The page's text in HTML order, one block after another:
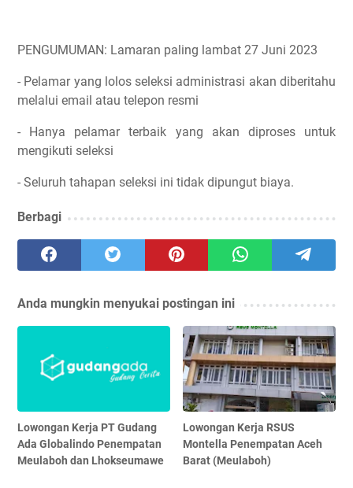
PENGUMUMAN: Lamaran paling lambat 27 Juni 2023
- Pelamar yang lolos seleksi administrasi akan diberitahu
melalui email atau telepon resmi
- Hanya pelamar terbaik yang akan diproses untuk
mengikuti seleksi
- Seluruh tahapan seleksi ini tidak dipungut biaya.
Berbagi
Anda mungkin menyukai postingan ini
Lowongan Kerja PT Gudang
Ada Globalindo Penempatan
Meulaboh dan Lhokseumawe
Lowongan Kerja RSUS
Montella Penempatan Aceh
Barat (Meulaboh)